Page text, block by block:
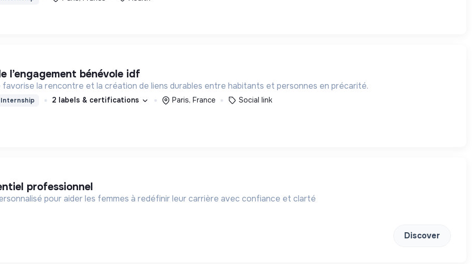
l’engagement bénévole idf
favorise la rencontre et la création de liens durables entre habitants et personnes en précarité.
Internship 2 labels & certifications Paris, France Social link
professionnel
pour aider les femmes à redéfinir leur carrière avec confiance et clarté
Discover